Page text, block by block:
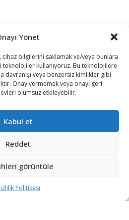
Yönet
cihaz bilgilerini saklamak ve/veya bunlara
teknolojiler kullanıyoruz. Bu teknolojilere
davranışı veya benzersiz kimlikler gibi
Onay vermemek veya onayı geri
olumsuz etkileyebilir.
Kabul et
Reddet
görüntüle
Politikası
Saklıdır.
Güvenlik
Haber